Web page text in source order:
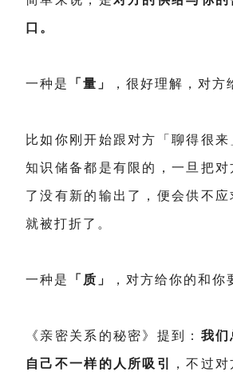
口。
一种是 「量」 ，很好理解，对方
比如你刚开始跟对方「聊得很
知识储备都是有限的，一旦把对
了没有新的输出了，便会供不应
就被打折了。
一种是 「质」 ，对方给你的和你
《亲密关系的秘密》提到： 我们
自己不一样的人所吸引 ，不过